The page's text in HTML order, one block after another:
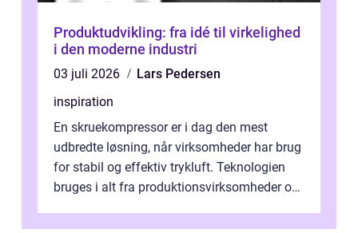
Produktudvikling: fra idé til virkelighed
i den moderne industri
03 juli 2026
Lars Pedersen
inspiration
En skruekompressor er i dag den mest
udbredte løsning, når virksomheder har brug
for stabil og effektiv trykluft. Teknologien
bruges i alt fra produktionsvirksomheder og